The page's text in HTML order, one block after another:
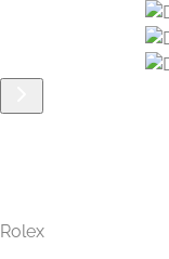
Rolex